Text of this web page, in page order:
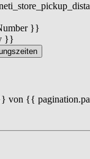
}}
}}
von {{